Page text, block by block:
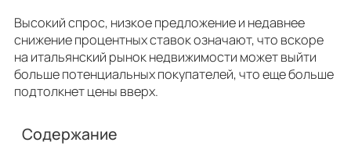
Высокий спрос, низкое предложение и недавнее
снижение процентных ставок означают, что вскоре
на итальянский рынок недвижимости может выйти
больше потенциальных покупателей, что еще больше
подтолкнет цены вверх.
Содержание